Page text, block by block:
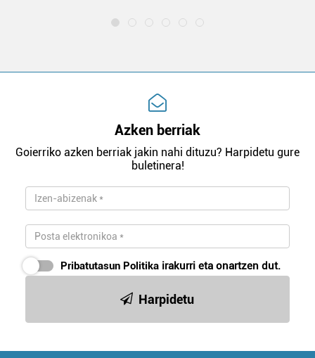
Azken berriak
Goierriko azken berriak jakin nahi dituzu? Harpidetu gure
buletinera!
Pribatutasun Politika irakurri eta onartzen dut.
Harpidetu